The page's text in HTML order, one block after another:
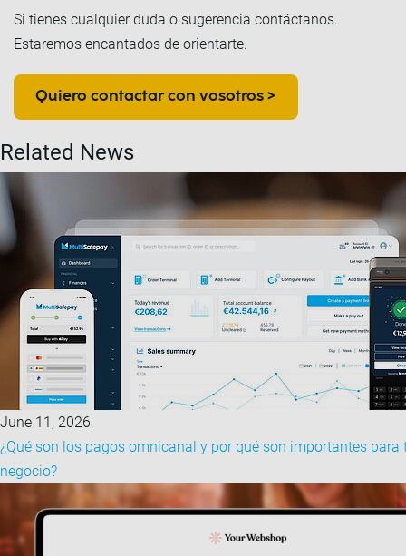
Si tienes cualquier duda o sugerencia contáctanos.
Estaremos encantados de orientarte.
Quiero contactar con vosotros >
Related News
June 11, 2026
¿Qué son los pagos omnicanal y por qué son importantes para
negocio?